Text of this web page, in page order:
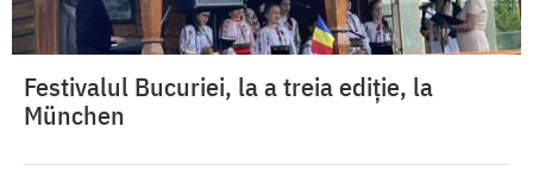
Festivalul Bucuriei, la a treia ediție, la
München